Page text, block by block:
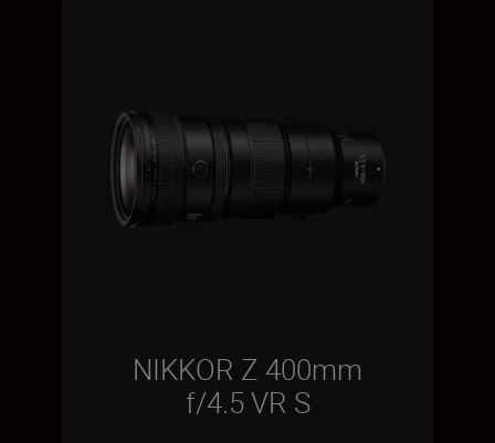
NIKKOR Z 400mm
f/4.5 VR S